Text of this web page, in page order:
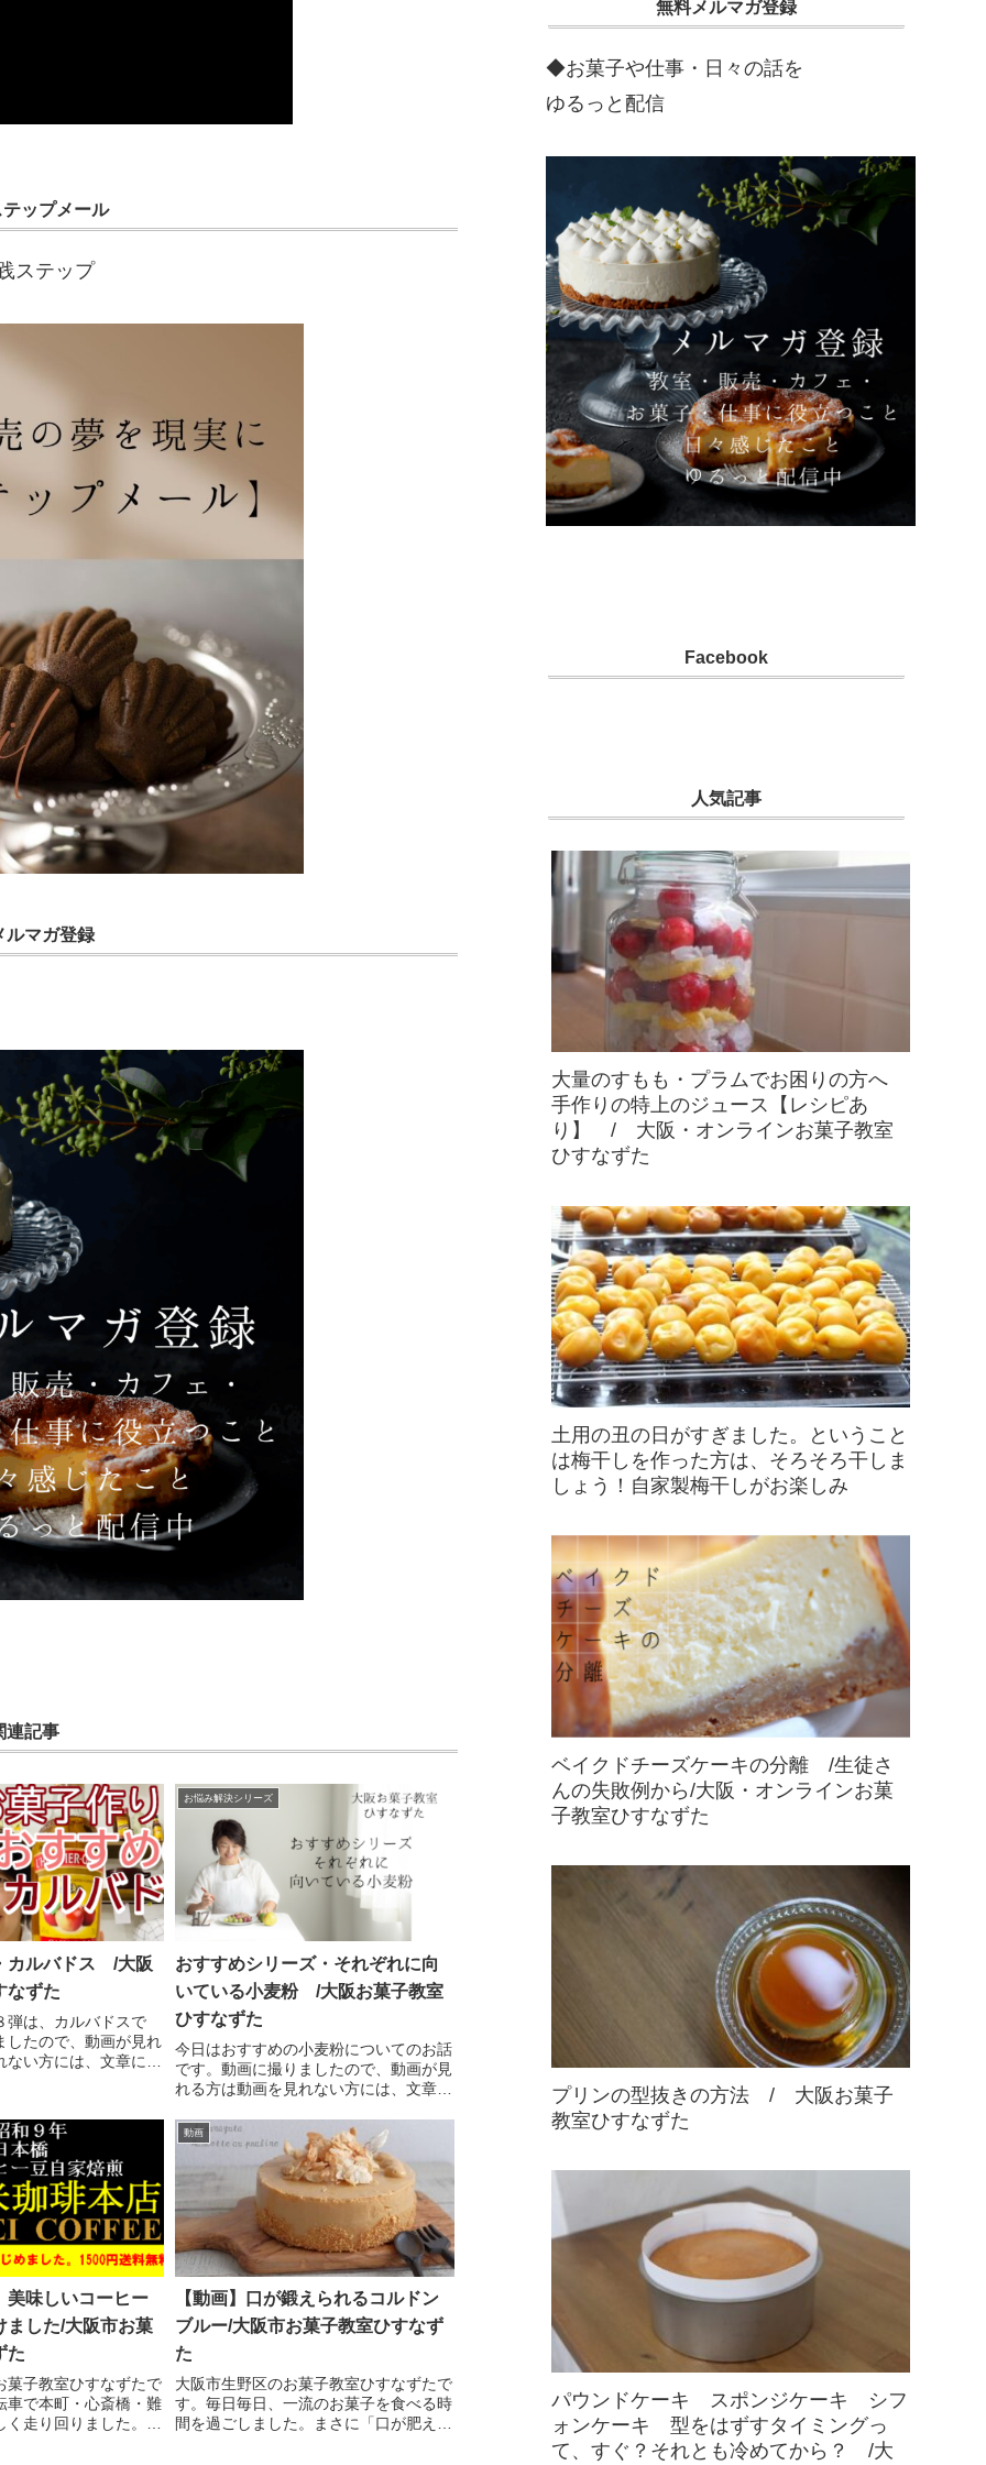
ップメール
ステップ
ルマガ登録
連記事
カルバドス /大阪
なずた
弾は、カルバドスで
したので、動画が見れ
い方には、文章にし
。私が持っているの
という会社...
お悩み解決シリーズ
おすすめシリーズ・それぞれに向
いている小麦粉 /大阪お菓子教室
ひすなずた
今日はおすすめの小麦粉についてのお話
です。動画に撮りましたので、動画が見
れる方は動画を見れない方には、文章に
のなんですが、その中で私がよく使って
いるものは、「特宝笠」です。これは、
タンパク質含有量が低くて...
味しいコーヒー
ました/大阪市お菓
た
菓子教室ひすなずたで
車で本町・心斎橋・難
走り回りました。そ
動画
【動画】口が鍛えられるコルドン
ブルー/大阪市お菓子教室ひすなず
た
大阪市生野区のお菓子教室ひすなずたで
す。毎日毎日、一流のお菓子を食べる時
間を過ごしました。まさに「口が肥え
無料メルマガ登録
◆お菓子や仕事・日々の話を
ゆるっと配信
Facebook
人気記事
大量のすもも・プラムでお困りの方へ
手作りの特上のジュース【レシピあ
り】 / 大阪・オンラインお菓子教室
ひすなずた
土用の丑の日がすぎました。ということ
は梅干しを作った方は、そろそろ干しま
しょう！自家製梅干しがお楽しみ
ベイクドチーズケーキの分離 /生徒さ
んの失敗例から/大阪・オンラインお菓
子教室ひすなずた
プリンの型抜きの方法 / 大阪お菓子
教室ひすなずた
パウンドケーキ スポンジケーキ シフ
ォンケーキ 型をはずすタイミングっ
て、すぐ？それとも冷めてから？ /大